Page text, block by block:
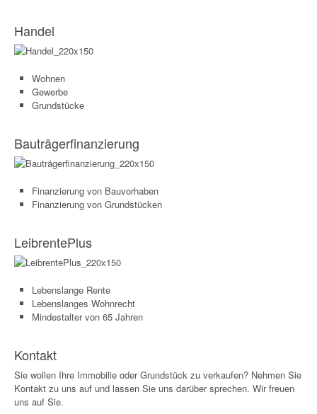
Handel
Wohnen
Gewerbe
Grundstücke
Bauträgerfinanzierung
Finanzierung von Bauvorhaben
Finanzierung von Grundstücken
LeibrentePlus
Lebenslange Rente
Lebenslanges Wohnrecht
Mindestalter von 65 Jahren
Kontakt
Sie wollen Ihre Immobilie oder Grundstück zu verkaufen? Nehmen Sie
Kontakt zu uns auf und lassen Sie uns darüber sprechen. Wir freuen
uns auf Sie.